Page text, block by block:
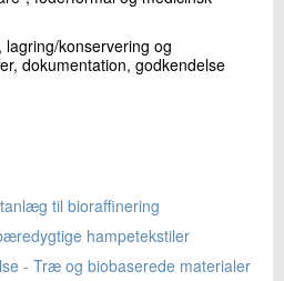
konservering og
dokumentation, godkendelse
til bioraffinering
hampetekstiler
- Træ og biobaserede materialer